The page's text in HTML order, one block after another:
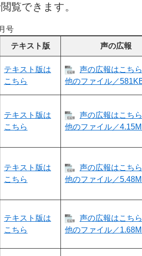
覧できます。
号
テキスト版 声の広報
テキスト版は
こちら
声の広報はこち
他のファイル／
テキスト版は
こちら
声の広報はこち
他のファイル／
テキスト版は
こちら
声の広報はこち
他のファイル／
テキスト版は
こちら
声の広報はこち
他のファイル／